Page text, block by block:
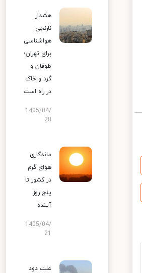
هشدار
نارنجی
هواشناسی
برای تهران؛
طوفان و
گرد و خاک
در راه است
1405/04/
28
ماندگاری
هوای گرم
در کشور تا
پنج روز
آینده
1405/04/
علت دود